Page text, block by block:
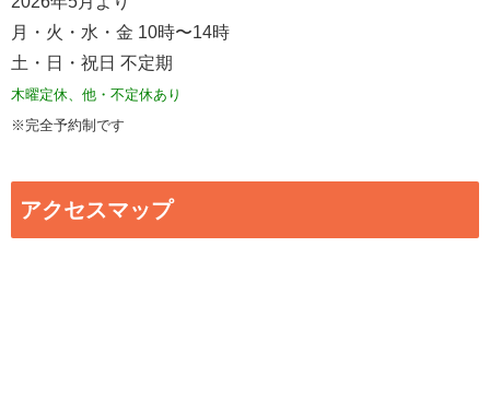
月・火・水・金 10時〜14時
土・日・祝日 不定期
木曜定休、他・不定休あり
※完全予約制です
アクセスマップ